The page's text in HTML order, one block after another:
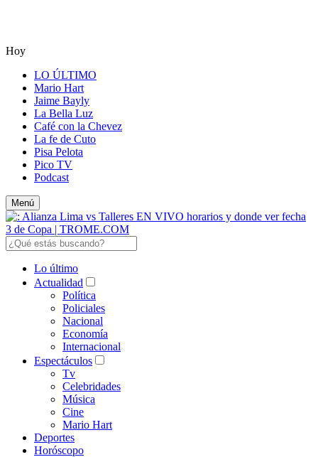
Hoy
LO ÚLTIMO
Mario Hart
Jaime Bayly
La Bella Luz
Café con la Chevez
La fe de Cuto
Pisa Pelota
Pico TV
Podcast
Menú
Lo último
Actualidad
Política
Policiales
Nacional
Economía
Internacional
Espectáculos
Tv
Celebridades
Música
Cine
Mario Hart
Deportes
Horóscopo